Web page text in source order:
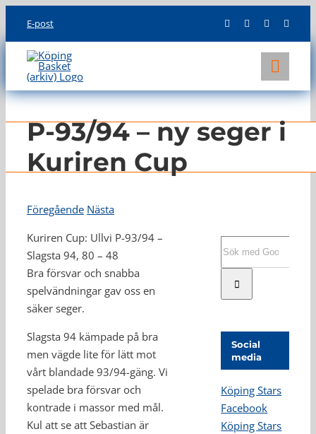
content
E-post
KLUBBEN
LAG
INFO
P-93/94 – ny seger i
Kuriren Cup
Föregående Nästa
Kuriren Cup: Ullvi P-93/94 –
Slagsta 94, 80 – 48
Bra försvar och snabba
spelvändningar gav oss en
säker seger.
Slagsta 94 kämpade på bra
men vägde lite för lätt mot
vårt blandade 93/94-gäng. Vi
spelade bra försvar och
kontrade i massor med mål.
Kul att se att Sebastian är
Social
media
Köping Stars
Facebook
Köping Stars